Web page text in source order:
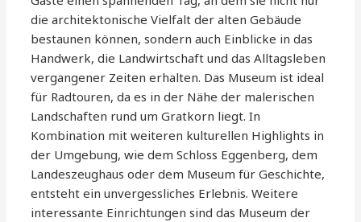
die architektonische Vielfalt der alten Gebäude
bestaunen können, sondern auch Einblicke in das
Handwerk, die Landwirtschaft und das Alltagsleben
vergangener Zeiten erhalten. Das Museum ist ideal
für Radtouren, da es in der Nähe der malerischen
Landschaften rund um Gratkorn liegt. In
Kombination mit weiteren kulturellen Highlights in
der Umgebung, wie dem Schloss Eggenberg, dem
Landeszeughaus oder dem Museum für Geschichte,
entsteht ein unvergessliches Erlebnis. Weitere
interessante Einrichtungen sind das Museum der